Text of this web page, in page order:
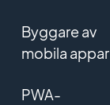
Byggare av
mobila appar
PWA-